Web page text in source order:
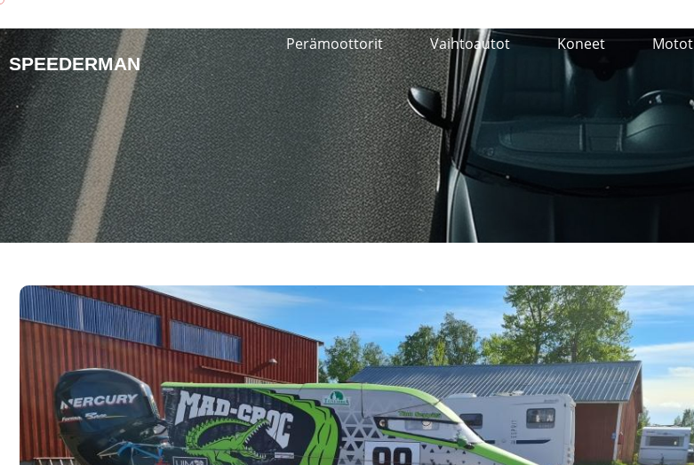
SPEEDERMAN
Perämoottorit Vaihtoautot Koneet Motot